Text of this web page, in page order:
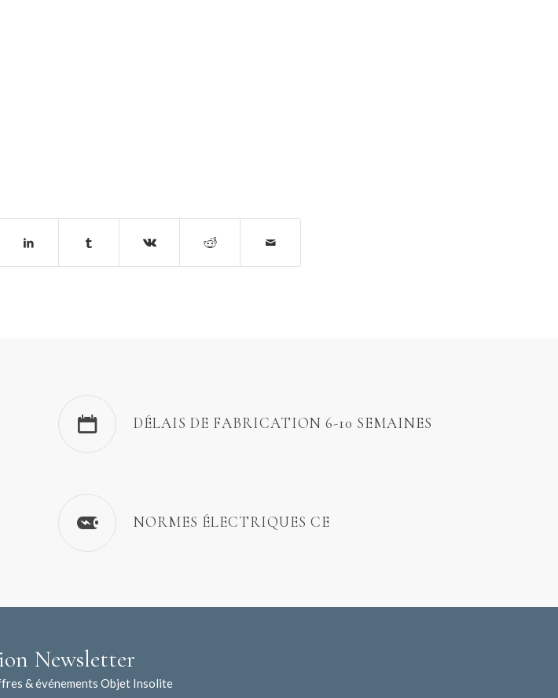
DÉLAIS DE FABRICATION 6-10 SEMAINES
NORMES ÉLECTRIQUES CE
Newsletter
& événements Objet Insolite